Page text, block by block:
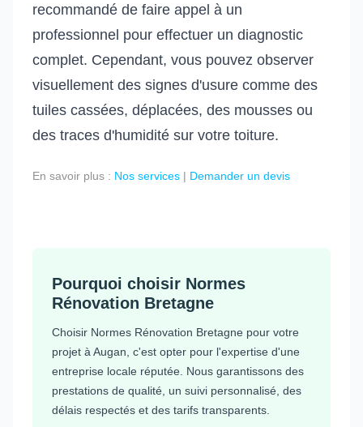
recommandé de faire appel à un
professionnel pour effectuer un diagnostic
complet. Cependant, vous pouvez observer
visuellement des signes d'usure comme des
tuiles cassées, déplacées, des mousses ou
des traces d'humidité sur votre toiture.
En savoir plus : Nos services | Demander un devis
Pourquoi choisir Normes
Rénovation Bretagne
Choisir Normes Rénovation Bretagne pour votre
projet à Augan, c'est opter pour l'expertise d'une
entreprise locale réputée. Nous garantissons des
prestations de qualité, un suivi personnalisé, des
délais respectés et des tarifs transparents.